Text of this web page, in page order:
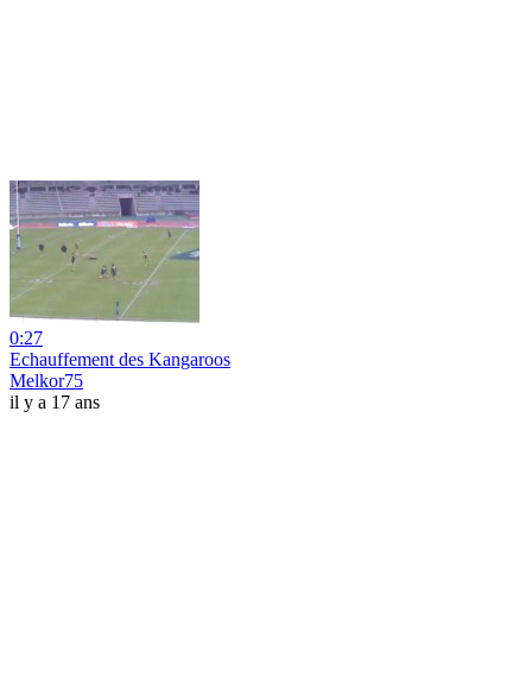
0:27
Echauffement des Kangaroos
Melkor75
il y a 17 ans